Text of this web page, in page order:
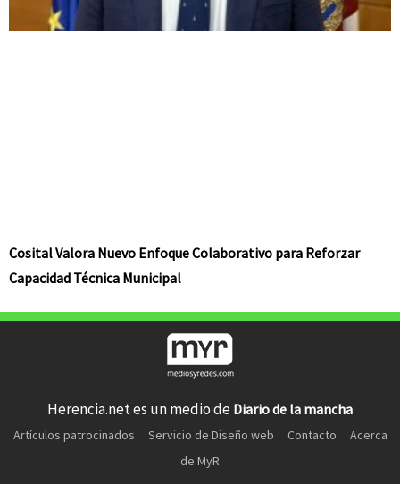
Cosital Valora Nuevo Enfoque Colaborativo para Reforzar
Capacidad Técnica Municipal
Herencia.net es un medio de Diario de la mancha
Artículos patrocinados Servicio de Diseño web Contacto
Acerca
de MyR